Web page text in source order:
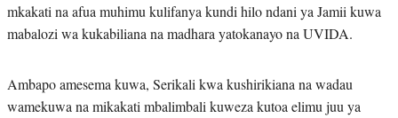
mkakati na afua muhimu kulifanya kundi hilo ndani ya Jamii kuwa
mabalozi wa kukabiliana na madhara yatokanayo na UVIDA.
Ambapo amesema kuwa, Serikali kwa kushirikiana na wadau
wamekuwa na mikakati mbalimbali kuweza kutoa elimu juu ya